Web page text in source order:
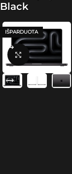
Black
IŠPARDUOTA